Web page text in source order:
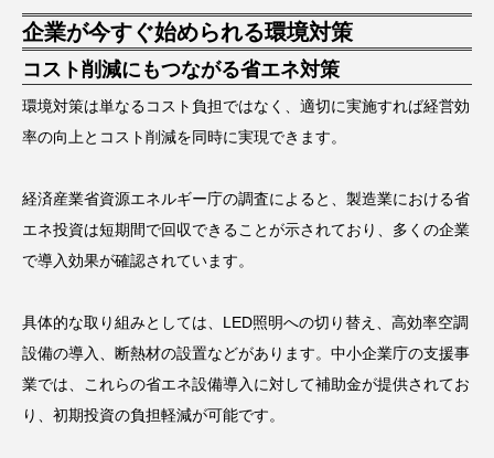
企業が今すぐ始められる環境対策
コスト削減にもつながる省エネ対策
環境対策は単なるコスト負担ではなく、適切に実施すれば経営効
率の向上とコスト削減を同時に実現できます。
経済産業省資源エネルギー庁の調査によると、製造業における省
エネ投資は短期間で回収できることが示されており、多くの企業
で導入効果が確認されています。
具体的な取り組みとしては、LED照明への切り替え、高効率空調
設備の導入、断熱材の設置などがあります。中小企業庁の支援事
業では、これらの省エネ設備導入に対して補助金が提供されてお
り、初期投資の負担軽減が可能です。